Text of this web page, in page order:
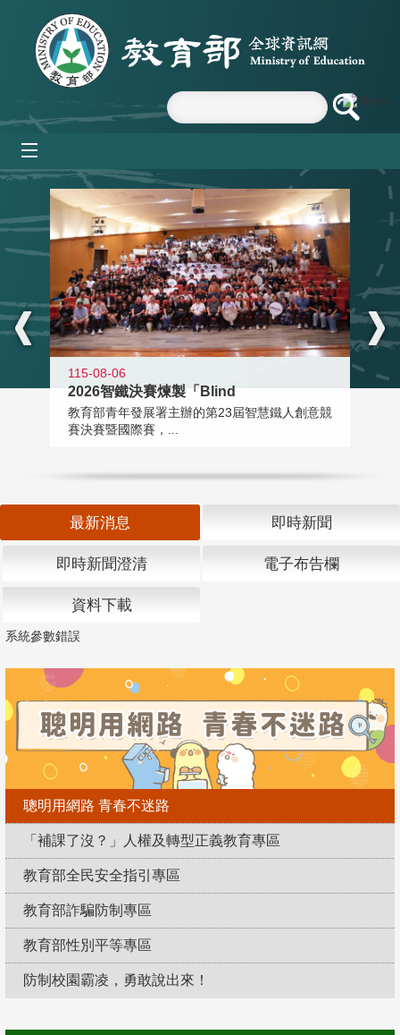
跳到主要內容區塊
:::
115-08-06
2026智鐵決賽煉製「Blind
教育部青年發展署主辦的第23屆智慧鐵人創意競
賽決賽暨國際賽，...
最新消息 即時新聞
即時新聞澄清 電子布告欄
資料下載
系統參數錯誤
聰明用網路 青春不迷路
「補課了沒？」人權及轉型正義教育專區
教育部全民安全指引專區
教育部詐騙防制專區
教育部性別平等專區
防制校園霸凌，勇敢說出來！